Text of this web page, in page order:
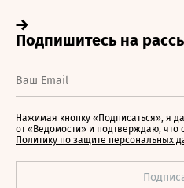
Нажимая кнопку «Подписаться», я
от «Ведомости» и подтверждаю,
Политику по защите персональных